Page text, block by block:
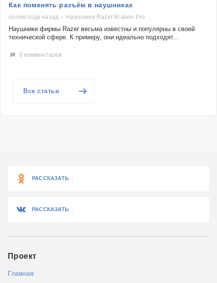
Как поменять разъём в наушниках
более года назад Наушники Razer Kraken Pro
Наушники фирмы Razer весьма известны и популярны в своей
технической сфере. К примеру, они идеально подходят...
0 комментарев
Все статьи
РАССКАЗАТЬ
РАССКАЗАТЬ
Проект
Главная